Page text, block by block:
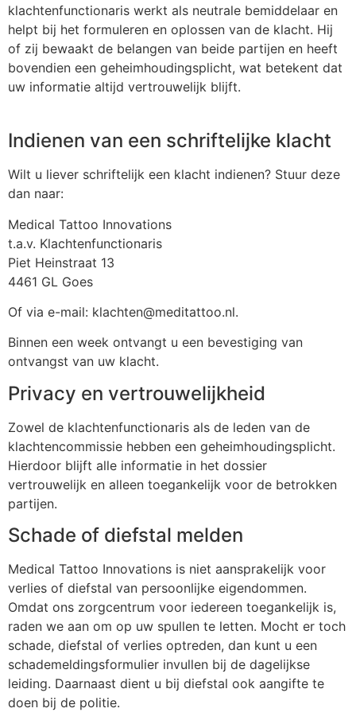
klachtenfunctionaris werkt als neutrale bemiddelaar en
helpt bij het formuleren en oplossen van de klacht. Hij
of zij bewaakt de belangen van beide partijen en heeft
bovendien een geheimhoudingsplicht, wat betekent dat
uw informatie altijd vertrouwelijk blijft.
Indienen van een schriftelijke klacht
Wilt u liever schriftelijk een klacht indienen? Stuur deze
dan naar:
Medical Tattoo Innovations
t.a.v. Klachtenfunctionaris
Piet Heinstraat 13
4461 GL Goes
Of via e-mail: klachten@meditattoo.nl.
Binnen een week ontvangt u een bevestiging van
ontvangst van uw klacht.
Privacy en vertrouwelijkheid
Zowel de klachtenfunctionaris als de leden van de
klachtencommissie hebben een geheimhoudingsplicht.
Hierdoor blijft alle informatie in het dossier
vertrouwelijk en alleen toegankelijk voor de betrokken
partijen.
Schade of diefstal melden
Medical Tattoo Innovations is niet aansprakelijk voor
verlies of diefstal van persoonlijke eigendommen.
Omdat ons zorgcentrum voor iedereen toegankelijk is,
raden we aan om op uw spullen te letten. Mocht er toch
schade, diefstal of verlies optreden, dan kunt u een
schademeldingsformulier invullen bij de dagelijkse
leiding. Daarnaast dient u bij diefstal ook aangifte te
doen bij de politie.